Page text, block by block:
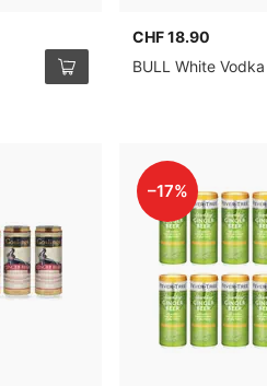
CHF 18.90
BULL White
–17%